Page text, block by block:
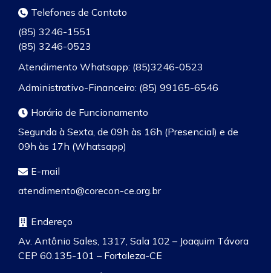
Telefones de Contato
(85) 3246-1551
(85) 3246-0523
Atendimento Whatsapp: (85)3246-0523
Administrativo-Financeiro: (85) 99165-6546
Horário de Funcionamento
Segunda à Sexta, de 09h às 16h (Presencial) e de
09h às 17h (Whatsapp)
E-mail
atendimento@corecon-ce.org.br
Endereço
Av. Antônio Sales, 1317, Sala 102 – Joaquim Távora
CEP 60.135-101 – Fortaleza-CE